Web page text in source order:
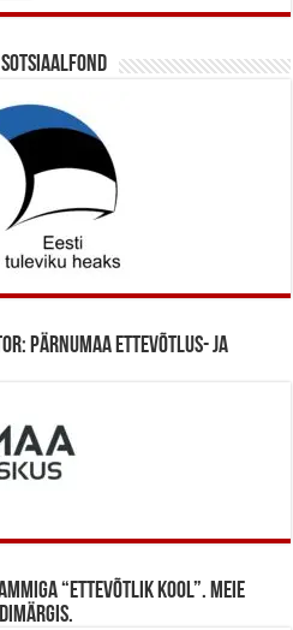
Sotsiaalfond
Pärnumaa Ettevõtlus- ja
“Ettevõtlik Kool”. Meie